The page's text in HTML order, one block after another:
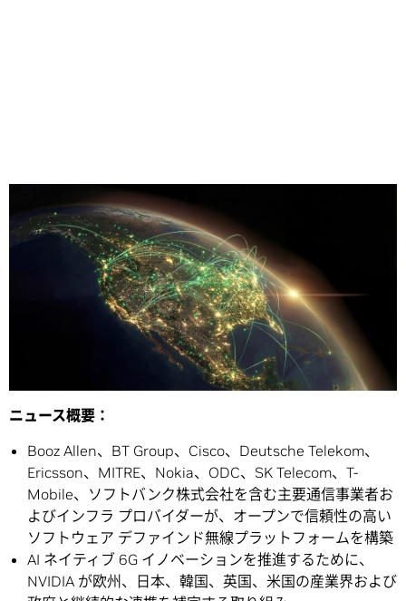
Share
※本発表資料は米国時間 2026 年 2 月 28 日に発表された
ニュース概要：
Booz Allen、BT Group、Cisco、Deutsche Telekom、
Ericsson、MITRE、Nokia、ODC、SK Telecom、T-
Mobile、ソフトバンク株式会社を含む主要通信事業者お
よびインフラ プロバイダーが、オープンで信頼性の高い
ソフトウェア デファインド無線プラットフォームを構築
AI ネイティブ 6G イノベーションを推進するために、
NVIDIA が欧州、日本、韓国、英国、米国の産業界および